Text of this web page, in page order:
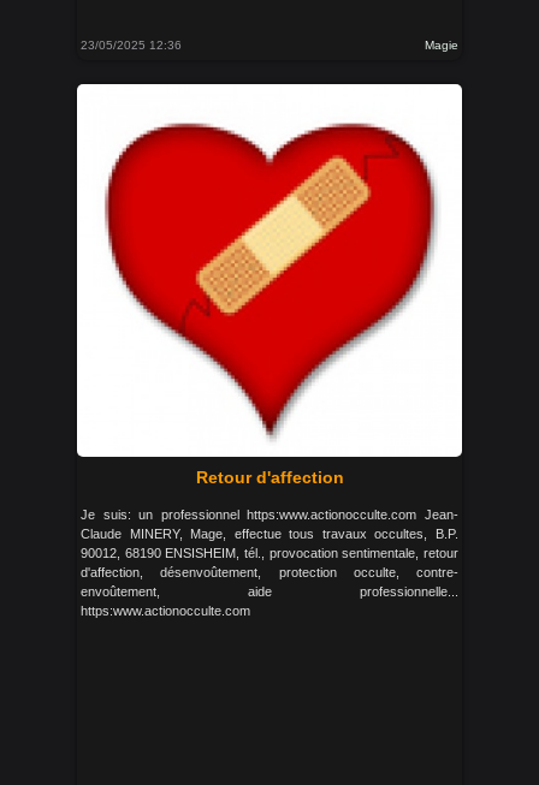
23/05/2025 12:36 Magie
Retour d'affection
Je suis: un professionnel https:www.actionocculte.com Jean-
Claude MINERY, Mage, effectue tous travaux occultes, B.P.
90012, 68190 ENSISHEIM, tél., provocation sentimentale, retour
d'affection, désenvoûtement, protection occulte, contre-
envoûtement, aide professionnelle...
https:www.actionocculte.com